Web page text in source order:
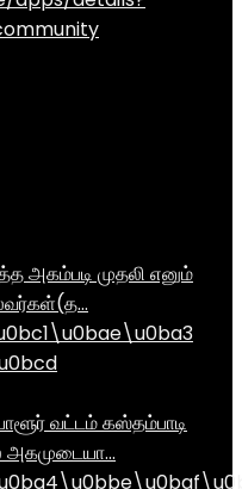
அகம்படி முதலி எனும்
வட்டம் கஸ்தம்பாடி
அகமுடையா…